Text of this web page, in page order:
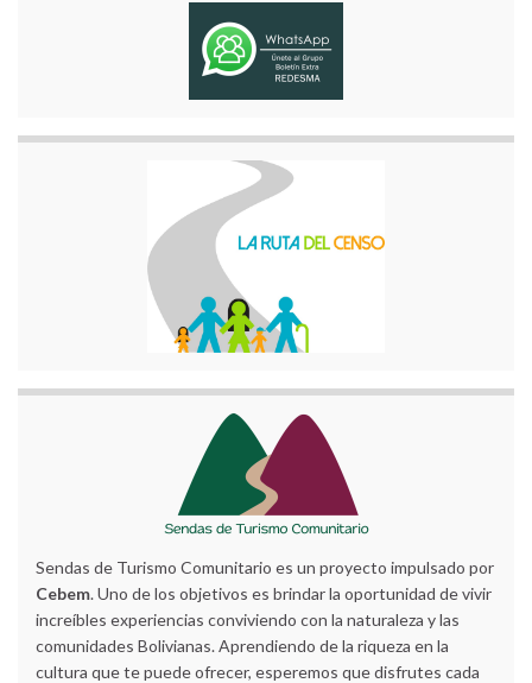
Sendas de Turismo Comunitario es un proyecto impulsado por
Cebem. Uno de los objetivos es brindar la oportunidad de vivir
increíbles experiencias conviviendo con la naturaleza y las
comunidades Bolivianas. Aprendiendo de la riqueza en la
cultura que te puede ofrecer, esperemos que disfrutes cada